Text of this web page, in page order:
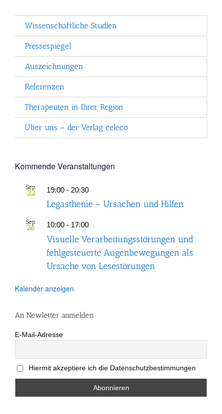
Wissenschaftliche Studien
Pressespiegel
Auszeichnungen
Referenzen
Therapeuten in Ihrer Region
Über uns – der Verlag celeco
Kommende Veranstaltungen
Sep.
22 19:00 - 20:30
Legasthenie – Ursachen und Hilfen
Sep.
26 10:00 - 17:00
Visuelle Verarbeitungsstörungen und
fehlgesteuerte Augenbewegungen als
Ursache von Lesestörungen
Kalender anzeigen
An Newletter anmelden
E-Mail-Adresse
Hiermit akzeptiere ich die Datenschutzbestimmungen